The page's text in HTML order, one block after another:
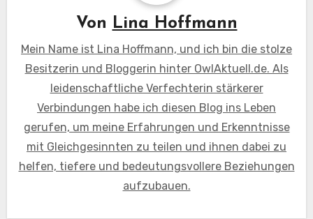
Von Lina Hoffmann
Mein Name ist Lina Hoffmann, und ich bin die stolze
Besitzerin und Bloggerin hinter OwlAktuell.de. Als
leidenschaftliche Verfechterin stärkerer
Verbindungen habe ich diesen Blog ins Leben
gerufen, um meine Erfahrungen und Erkenntnisse
mit Gleichgesinnten zu teilen und ihnen dabei zu
helfen, tiefere und bedeutungsvollere Beziehungen
aufzubauen.